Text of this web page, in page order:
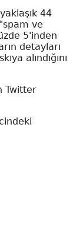
44
ve
5'inden
detayları
alındığını
Twitter